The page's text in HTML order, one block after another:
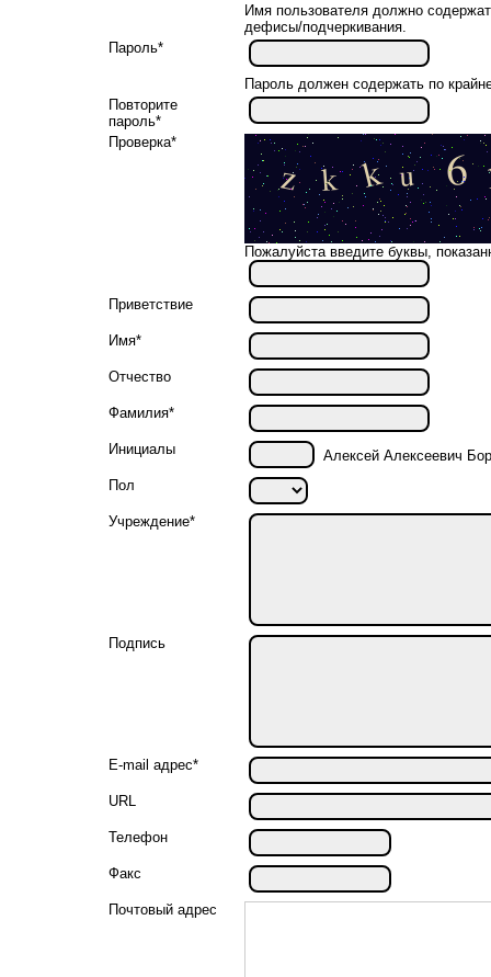
Имя пользователя должно
дефисы/подчеркивания.
Пароль*
Пароль должен содержать по
Повторите
пароль*
Проверка*
Пожалуйста введите буквы,
Приветствие
Имя*
Отчество
Фамилия*
Инициалы
Алексей Алексеевич
Пол
Учреждение*
Подпись
E-mail адрес*
URL
Телефон
Факс
Почтовый адрес